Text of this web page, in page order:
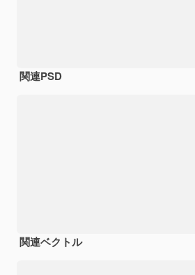
関連PSD
関連ベクトル